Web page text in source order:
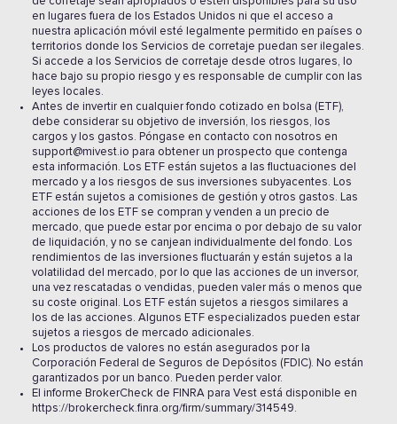
en lugares fuera de los Estados Unidos ni que el acceso a
nuestra aplicación móvil esté legalmente permitido en países o
territorios donde los Servicios de corretaje puedan ser ilegales.
Si accede a los Servicios de corretaje desde otros lugares, lo
hace bajo su propio riesgo y es responsable de cumplir con las
leyes locales.
Antes de invertir en cualquier fondo cotizado en bolsa (ETF),
debe considerar su objetivo de inversión, los riesgos, los
cargos y los gastos. Póngase en contacto con nosotros en
support@mivest.io para obtener un prospecto que contenga
esta información. Los ETF están sujetos a las fluctuaciones del
mercado y a los riesgos de sus inversiones subyacentes. Los
ETF están sujetos a comisiones de gestión y otros gastos. Las
acciones de los ETF se compran y venden a un precio de
mercado, que puede estar por encima o por debajo de su valor
de liquidación, y no se canjean individualmente del fondo. Los
rendimientos de las inversiones fluctuarán y están sujetos a la
volatilidad del mercado, por lo que las acciones de un inversor,
una vez rescatadas o vendidas, pueden valer más o menos que
su coste original. Los ETF están sujetos a riesgos similares a
los de las acciones. Algunos ETF especializados pueden estar
sujetos a riesgos de mercado adicionales.
Los productos de valores no están asegurados por la
Corporación Federal de Seguros de Depósitos (FDIC). No están
garantizados por un banco. Pueden perder valor.
El informe BrokerCheck de FINRA para Vest está disponible en
https://brokercheck.finra.org/firm/summary/314549.